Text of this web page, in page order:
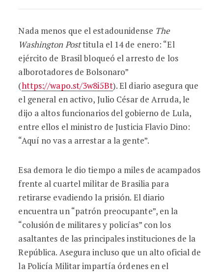
Nada menos que el estadounidense The
Washington Posttitula el 14 de enero: “El
ejército de Brasil bloqueó el arresto de los
alborotadores de Bolsonaro”
(https://wapo.st/3w8i5Bt). El diario asegura que
el general en activo, Julio César de Arruda, le
dijo a altos funcionarios del gobierno de Lula,
entre ellos el ministro de Justicia Flavio Dino:
“Aquí no vas a arrestar a la gente”.
Esa demora le dio tiempo a miles de acampados
frente al cuartel militar de Brasilia para
retirarse evadiendo la prisión. El diario
encuentra un “patrón preocupante”, en la
“colusión de militares y policías” con los
asaltantes de las principales instituciones de la
República. Asegura incluso que un alto oficial de
la Policía Militar impartía órdenes en el